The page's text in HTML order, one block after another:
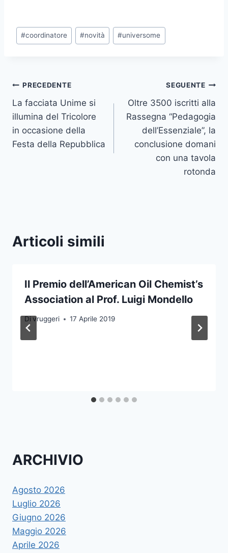
Tag
articolo:
#coordinatore #novità #universome
Navigazione
articoli
PRECEDENTE
La facciata Unime si
illumina del Tricolore
in occasione della
Festa della Repubblica
SEGUENTE
Oltre 3500 iscritti alla
Rassegna “Pedagogia
dell’Essenziale”, la
conclusione domani
con una tavola
rotonda
Articoli simili
Il Premio dell’American Oil Chemist’s
Association al Prof. Luigi Mondello
Di vruggeri 17 Aprile 2019
ARCHIVIO
Agosto 2026
Luglio 2026
Giugno 2026
Maggio 2026
Aprile 2026